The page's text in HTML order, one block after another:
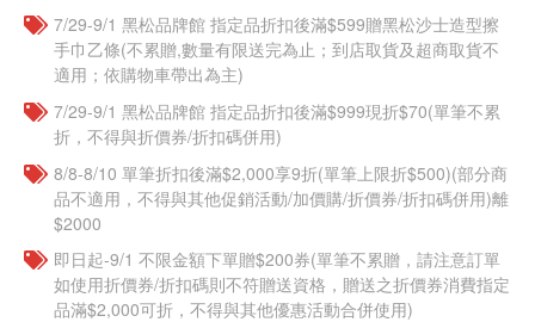
7/29-9/1 黑松品牌館 指定品折扣後滿$599贈黑松沙士造型擦
手巾乙條(不累贈,數量有限送完為止；到店取貨及超商取貨不
適用；依購物車帶出為主)
7/29-9/1 黑松品牌館 指定品折扣後滿$999現折$70(單筆不累
折，不得與折價券/折扣碼併用)
8/8-8/10 單筆折扣後滿$2,000享9折(單筆上限折$500)(部分商
品不適用，不得與其他促銷活動/加價購/折價券/折扣碼併用)離
$2000
即日起-9/1 不限金額下單贈$200券(單筆不累贈，請注意訂單
如使用折價券/折扣碼則不符贈送資格，贈送之折價券消費指定
品滿$2,000可折，不得與其他優惠活動合併使用)